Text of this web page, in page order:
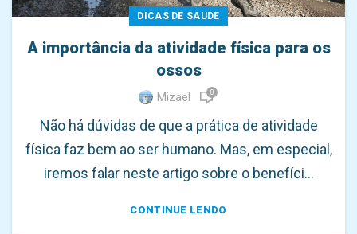
DICAS DE SAUDE
A importância da atividade física para os
ossos
Mizael 0
Não há dúvidas de que a prática de atividade
física faz bem ao ser humano. Mas, em especial,
iremos falar neste artigo sobre o benefíci...
CONTINUE LENDO